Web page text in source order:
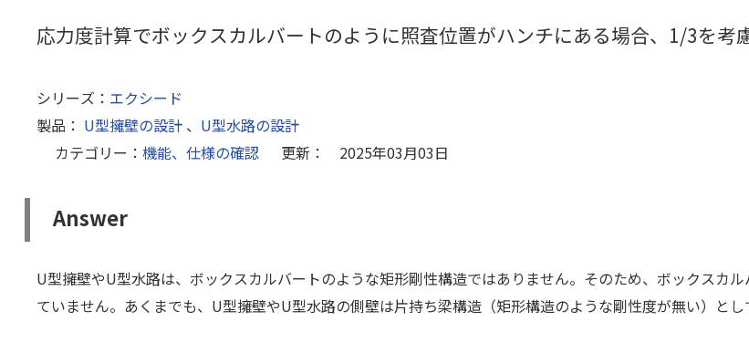
応力度計算でボックスカルバートのように照査位置がハンチにある場合、1/3を考
シリーズ： エクシード
製品： U型擁壁の設計 、 U型水路の設計
カテゴリー： 機能、仕様の確認 更新： 2025年03月03日
Answer
U型擁壁やU型水路は、ボックスカルバートのような矩形剛性構造ではありません。そのため、ボックスカ
ていません。あくまでも、U型擁壁やU型水路の側壁は片持ち梁構造（矩形構造のような剛性度が無い）とし